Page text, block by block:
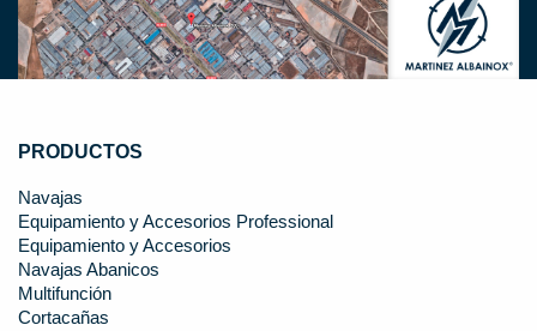
PRODUCTOS
Navajas
Equipamiento y Accesorios Professional
Equipamiento y Accesorios
Navajas Abanicos
Multifunción
Cortacañas